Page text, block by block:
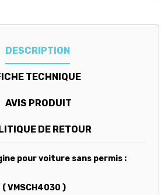
DESCRIPTION
TECHNIQUE
AVIS PRODUIT
DE RETOUR
pour voiture sans permis :
VMSCH4030 )